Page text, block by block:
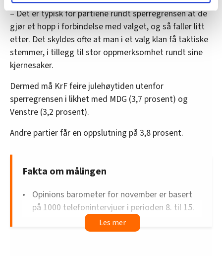
lære hvordan våre nettsider blir brukt slik at vi tilby
relevant innhold, tilpassede annonser og utarbeide
statistikk.
Vi deler bare informasjon om hvordan du bruker
nettstedet med LO Medias egne samarbeidspartnere
innenfor analyse og annonsering. Disse er angitt i
– Det er typisk for partiene rundt sperregrensen at de
gjør et hopp i forbindelse med valget, og så faller litt
etter. Det skyldes ofte at man i et valg klan få taktiske
stemmer, i tillegg til stor oppmerksomhet rundt sine
kjernesaker.
Dermed må KrF feire julehøytiden utenfor
sperregrensen i likhet med MDG (3,7 prosent) og
Venstre (3,2 prosent).
Andre partier får en oppslutning på 3,8 prosent.
Fakta om målingen
Opinions barometer for november er basert
på 1000 telefonintervjuer i perioden 8. til 15.
82 prosent har svart om partipreferanse.